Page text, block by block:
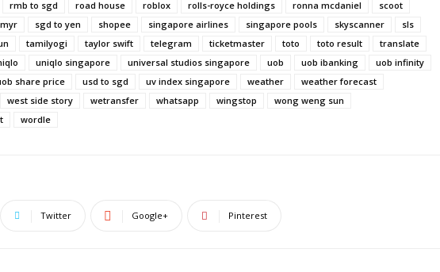
rmb to sgd road house roblox rolls-royce holdings ronna mcdaniel
scoot
sgd to yen shopee singapore airlines singapore pools skyscanner
sls
tamilyogi taylor swift telegram ticketmaster toto toto result
translate
uniqlo singapore universal studios singapore uob uob ibanking
uob infinity
share price usd to sgd uv index singapore weather
weather forecast
west side story wetransfer whatsapp wingstop
wong weng sun
wordle
Twitter Google+ Pinterest